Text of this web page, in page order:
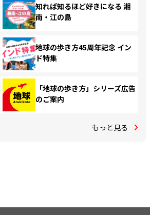
知れば知るほど好きになる 湘
南・江の島
地球の歩き方45周年記念 イン
ド特集
「地球の歩き方」シリーズ広告
のご案内
もっと見る